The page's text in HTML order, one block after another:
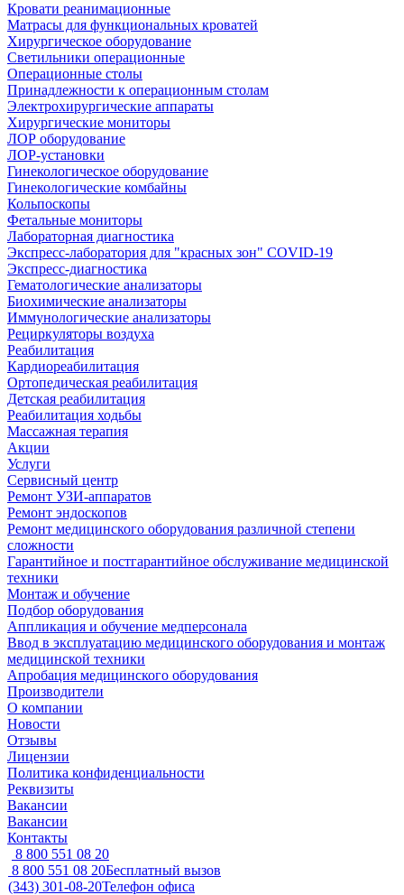
Кровати реанимационные
Матрасы для функциональных кроватей
Хирургическое оборудование
Светильники операционные
Операционные столы
Принадлежности к операционным столам
Электрохирургические аппараты
Хирургические мониторы
ЛОР оборудование
ЛОР-установки
Гинекологическое оборудование
Гинекологические комбайны
Кольпоскопы
Фетальные мониторы
Лабораторная диагностика
Экспресс-лаборатория для "красных зон" COVID-19
Экспресс-диагностика
Гематологические анализаторы
Биохимические анализаторы
Иммунологические анализаторы
Рециркуляторы воздуха
Реабилитация
Кардиореабилитация
Ортопедическая реабилитация
Детская реабилитация
Реабилитация ходьбы
Массажная терапия
Акции
Услуги
Сервисный центр
Ремонт УЗИ-аппаратов
Ремонт эндоскопов
Ремонт медицинского оборудования различной степени
сложности
Гарантийное и постгарантийное обслуживание медицинской
техники
Монтаж и обучение
Подбор оборудования
Аппликация и обучение медперсонала
Ввод в эксплуатацию медицинского оборудования и монтаж
медицинской техники
Апробация медицинского оборудования
Производители
О компании
Новости
Отзывы
Лицензии
Политика конфиденциальности
Реквизиты
Вакансии
Вакансии
Контакты
8 800 551 08 20
8 800 551 08 20Бесплатный вызов
(343) 301-08-20Телефон офиса